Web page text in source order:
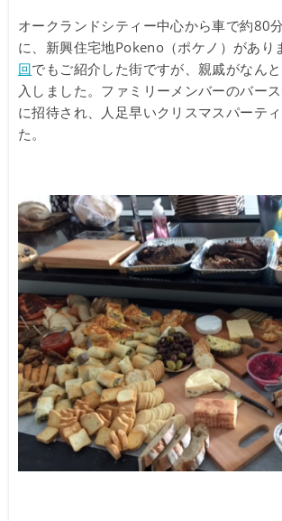
オークランドシティー中心から車で約80
に、新興住宅地Pokeno（ポケノ）があり
回でもご紹介した街ですが、親戚がなん
入しました。ファミリーメンバーのバー
に招待され、人足早いクリスマスパーテ
た。